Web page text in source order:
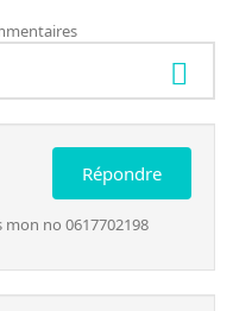
Répondre
no 0617702198